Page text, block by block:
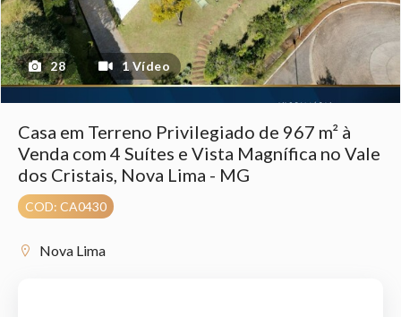
28 1 Vídeo
Casa em Terreno Privilegiado de 967 m² à
Venda com 4 Suítes e Vista Magnífica no Vale
dos Cristais, Nova Lima - MG
COD: CA0430
Nova Lima